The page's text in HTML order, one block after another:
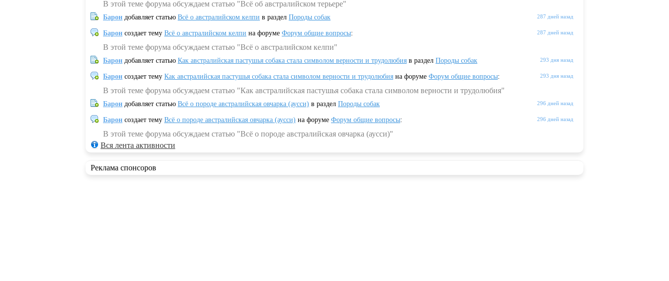
В этой теме форума обсуждаем статью "Всё об австралийском терьере"
287 дней назад
Барон добавляет статью Всё о австралийском келпи в раздел Породы собак
287 дней назад
Барон создает тему Всё о австралийском келпи на форуме Форум общие вопросы:
В этой теме форума обсуждаем статью "Всё о австралийском келпи"
293 дня назад
Барон добавляет статью Как австралийская пастушья собака стала символом верности и трудолюбия в раздел Породы собак
293 дня назад
Барон создает тему Как австралийская пастушья собака стала символом верности и трудолюбия на форуме Форум общие вопросы:
В этой теме форума обсуждаем статью "Как австралийская пастушья собака стала символом верности и трудолюбия"
296 дней назад
Барон добавляет статью Всё о породе австралийская овчарка (аусси) в раздел Породы собак
296 дней назад
Барон создает тему Всё о породе австралийская овчарка (аусси) на форуме Форум общие вопросы:
В этой теме форума обсуждаем статью "Всё о породе австралийская овчарка (аусси)"
Вся лента активности
Реклама спонсоров